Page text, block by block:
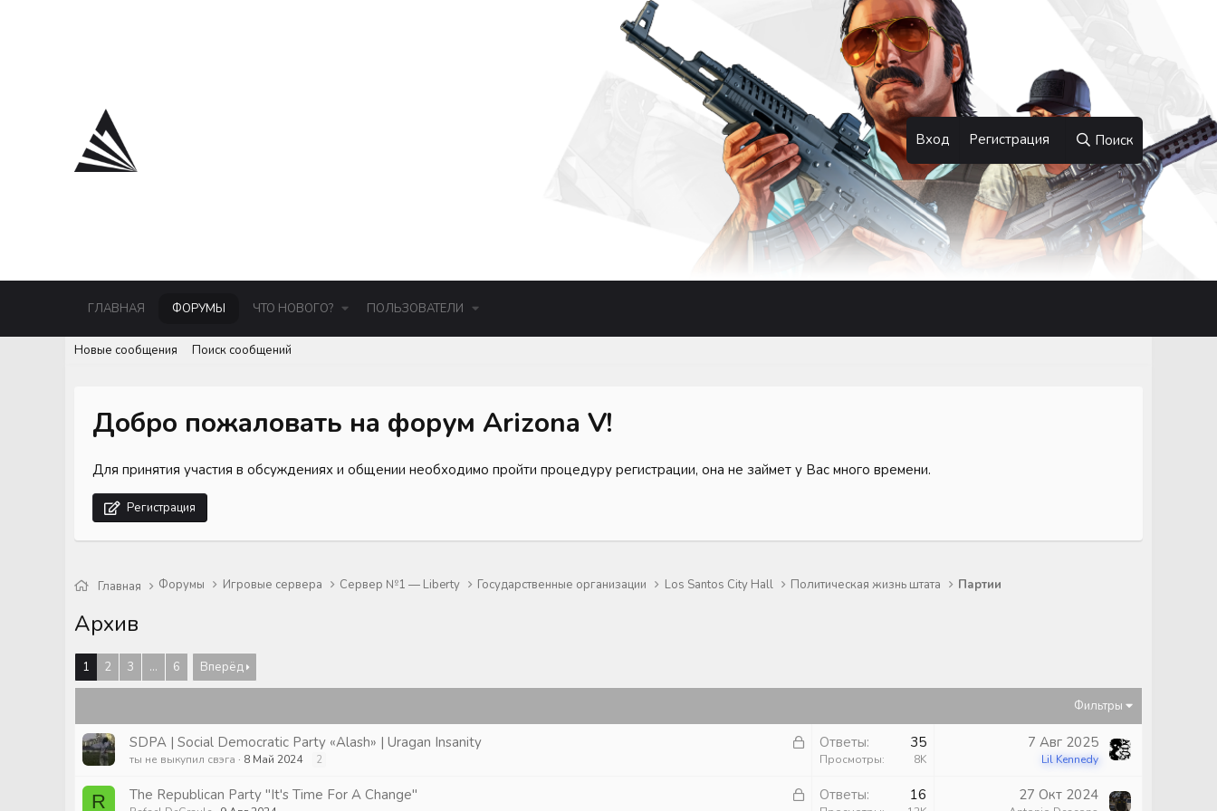
Вход Регистрация Поиск
ГЛАВНАЯ ФОРУМЫ ЧТО НОВОГО? ПОЛЬЗОВАТЕЛИ
Новые сообщения Поиск сообщений
Добро пожаловать на форум Arizona V!
Для принятия участия в обсуждениях и общении необходимо пройти процедуру регистрации, она не займет у Вас много времени.
Регистрация
Главная Форумы Игровые сервера Сервер №1 — Liberty Государственные организации Los Santos City Hall Политическая жизнь штата Партии
Архив
1 2 3 ... 6 Вперёд
Фильтры
З
р
SDPA | Social Democratic Party «Alash» | Uragan Insanity
ты не выкупил свэга 8 Май 2024 2
Ответы 35
Просмотры 8K
7 Авг 2025
Lil Kennedy
R
З
The Republican Party "It's Time For A Change" Ответы 16 27 Окт 2024